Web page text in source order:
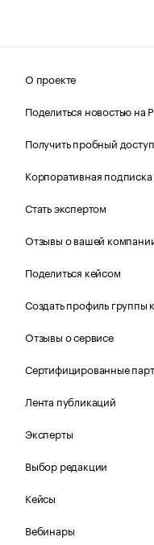
О проекте
Поделиться новостью на
Получить пробный доступ
Корпоративная
Стать экспертом
Отзывы о вашей
Поделиться кейсом
Создать профиль группы
Отзывы о сервисе
Сертифицированные
Лента публикаций
Эксперты
Выбор редакции
Кейсы
Вебинары